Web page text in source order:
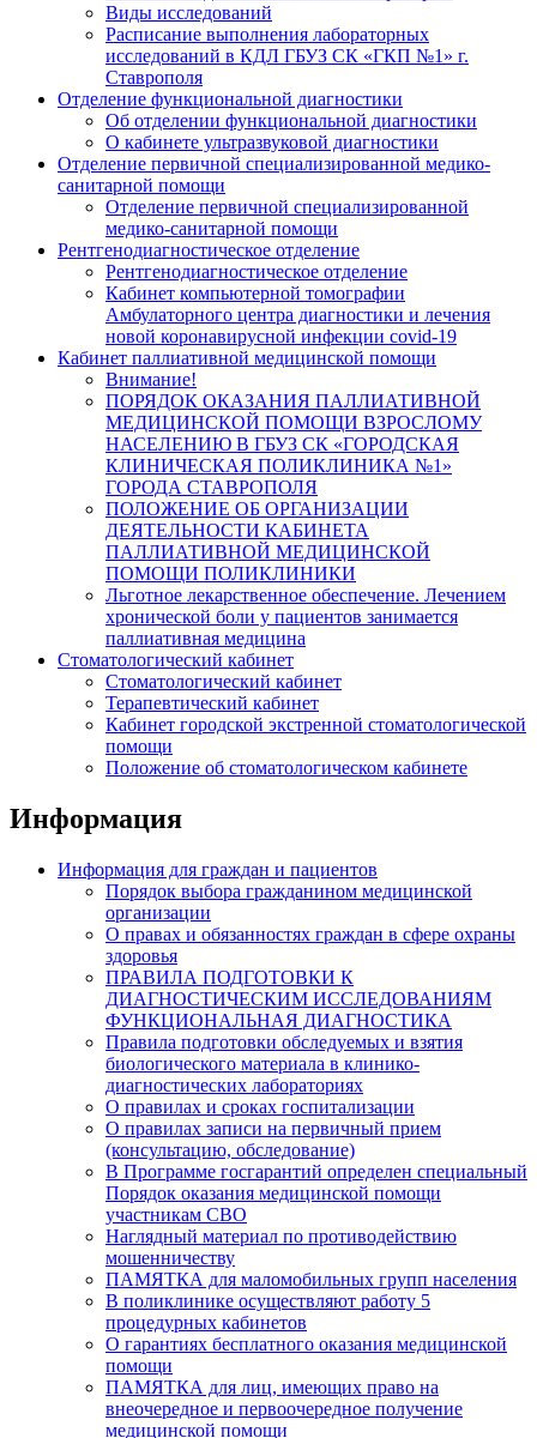
Виды исследований
Расписание выполнения лабораторных
исследований в КДЛ ГБУЗ СК «ГКП №1» г.
Ставрополя
Отделение функциональной диагностики
Об отделении функциональной диагностики
О кабинете ультразвуковой диагностики
Отделение первичной специализированной медико-
санитарной помощи
Отделение первичной специализированной
медико-санитарной помощи
Рентгенодиагностическое отделение
Рентгенодиагностическое отделение
Кабинет компьютерной томографии
Амбулаторного центра диагностики и лечения
новой коронавирусной инфекции covid-19
Кабинет паллиативной медицинской помощи
Внимание!
ПОРЯДОК ОКАЗАНИЯ ПАЛЛИАТИВНОЙ
МЕДИЦИНСКОЙ ПОМОЩИ ВЗРОСЛОМУ
НАСЕЛЕНИЮ В ГБУЗ СК «ГОРОДСКАЯ
КЛИНИЧЕСКАЯ ПОЛИКЛИНИКА №1»
ГОРОДА СТАВРОПОЛЯ
ПОЛОЖЕНИЕ ОБ ОРГАНИЗАЦИИ
ДЕЯТЕЛЬНОСТИ КАБИНЕТА
ПАЛЛИАТИВНОЙ МЕДИЦИНСКОЙ
ПОМОЩИ ПОЛИКЛИНИКИ
Льготное лекарственное обеспечение. Лечением
хронической боли у пациентов занимается
паллиативная медицина
Стоматологический кабинет
Стоматологический кабинет
Терапевтический кабинет
Кабинет городской экстренной стоматологической
помощи
Положение об стоматологическом кабинете
Информация
Информация для граждан и пациентов
Порядок выбора гражданином медицинской
организации
О правах и обязанностях граждан в сфере охраны
здоровья
ПРАВИЛА ПОДГОТОВКИ К
ДИАГНОСТИЧЕСКИМ ИССЛЕДОВАНИЯМ
ФУНКЦИОНАЛЬНАЯ ДИАГНОСТИКА
Правила подготовки обследуемых и взятия
биологического материала в клинико-
диагностических лабораториях
О правилах и сроках госпитализации
О правилах записи на первичный прием
(консультацию, обследование)
В Программе госгарантий определен специальный
Порядок оказания медицинской помощи
участникам СВО
Наглядный материал по противодействию
мошенничеству
ПАМЯТКА для маломобильных групп населения
В поликлинике осуществляют работу 5
процедурных кабинетов
О гарантиях бесплатного оказания медицинской
помощи
ПАМЯТКА для лиц, имеющих право на
внеочередное и первоочередное получение
медицинской помощи